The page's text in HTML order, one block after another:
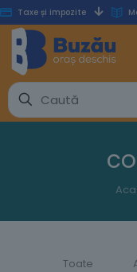
Taxe și impozite
Toate